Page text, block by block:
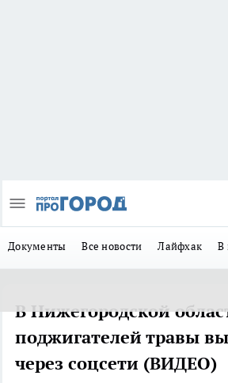
Документы Все новости Лайфхак В
В Нижегородской
поджигателей травы
через соцсети (ВИДЕО)